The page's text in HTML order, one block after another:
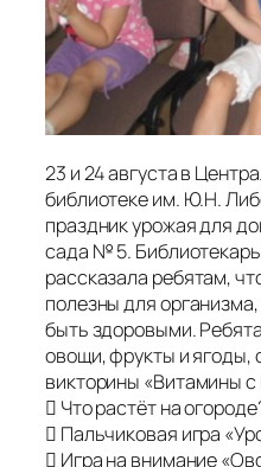
23 и 24 августа в
библиотеке им. Ю.Н.
праздник урожая для
сада № 5.
рассказала ребятам,
полезны для
быть здоровыми.
овощи, фрукты и ягоды,
викторины «Витамины с
 Что растёт на
 Пальчиковая игра
 Игра на внимание